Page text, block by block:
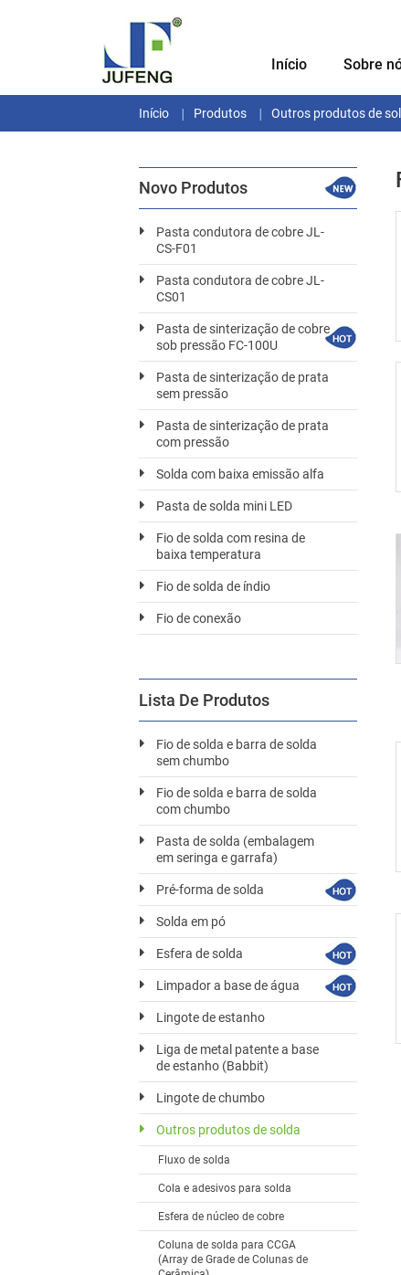
Início Sobre
Início Produtos Outros produtos de
Novo Produtos
Pasta condutora de cobre JL-
CS-F01
Pasta condutora de cobre JL-
CS01
Pasta de sinterização de cobre
sob pressão FC-100U
Pasta de sinterização de prata
sem pressão
Pasta de sinterização de prata
com pressão
Solda com baixa emissão alfa
Pasta de solda mini LED
Fio de solda com resina de
baixa temperatura
Fio de solda de índio
Fio de conexão
Lista De Produtos
Fio de solda e barra de solda
sem chumbo
Fio de solda e barra de solda
com chumbo
Pasta de solda (embalagem
em seringa e garrafa)
Pré-forma de solda
Solda em pó
Esfera de solda
Limpador a base de água
Lingote de estanho
Liga de metal patente a base
de estanho (Babbit)
Lingote de chumbo
Outros produtos de solda
Fluxo de solda
Cola e adesivos para solda
Esfera de núcleo de cobre
Coluna de solda para CCGA
(Array de Grade de Colunas de